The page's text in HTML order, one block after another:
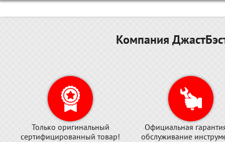
Компания
Только оригинальный
сертифицированный товар!
Официальная
обслуживание